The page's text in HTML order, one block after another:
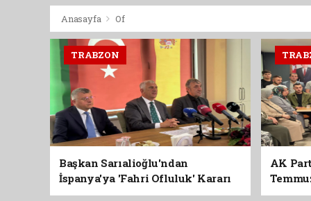
Anasayfa Of
TRABZON
Başkan Sarıalioğlu'ndan
İspanya'ya 'Fahri Ofluluk' Kararı
AK
Birlik